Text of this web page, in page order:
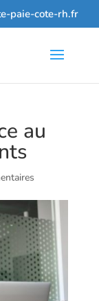
paie-cote-rh.fr
au